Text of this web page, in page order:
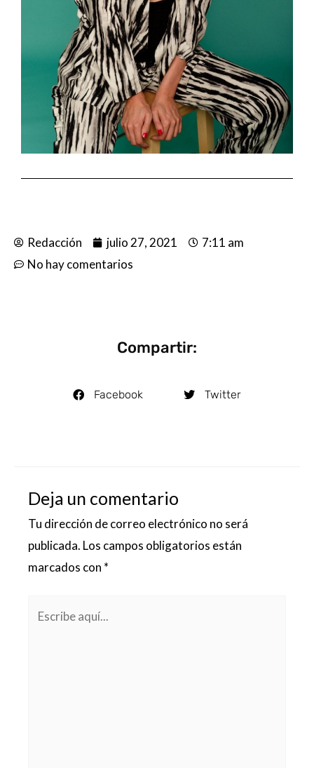
Redacción julio 27, 2021
7:11 am
No hay comentarios
Compartir:
Facebook Twitter
Deja un comentario
Tu dirección de correo electrónico no será
publicada. Los campos obligatorios están
marcados con *